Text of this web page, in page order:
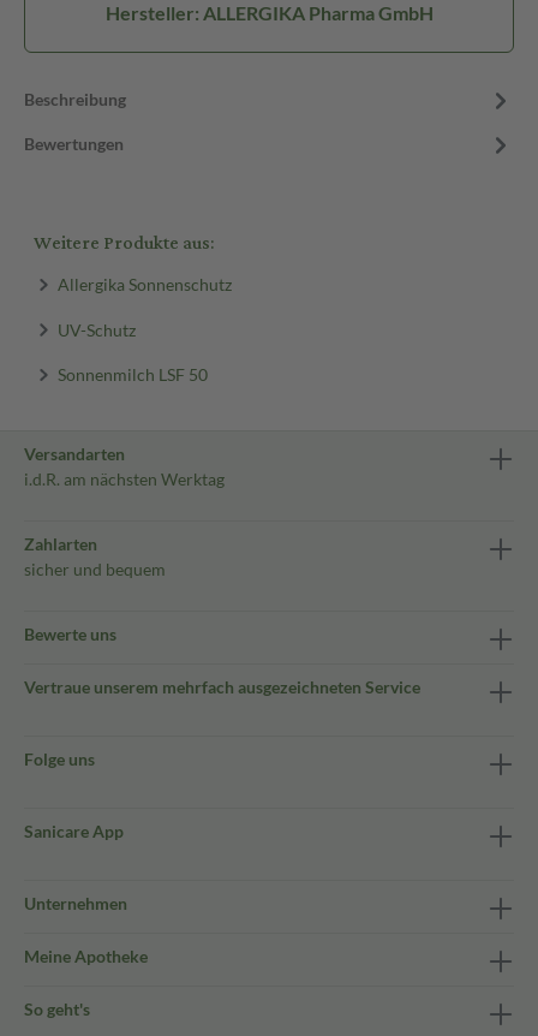
Hersteller: ALLERGIKA Pharma GmbH
Beschreibung
Bewertungen
Weitere Produkte aus:
Allergika Sonnenschutz
UV-Schutz
Sonnenmilch LSF 50
Versandarten
i.d.R. am nächsten Werktag
Zahlarten
sicher und bequem
Bewerte uns
Vertraue unserem mehrfach ausgezeichneten Service
Folge uns
Sanicare App
Unternehmen
Meine Apotheke
So geht's